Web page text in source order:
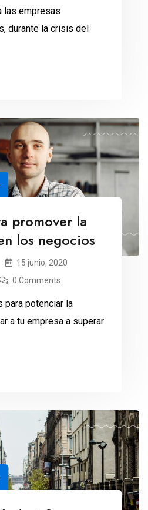
las empresas
durante la crisis del
promover la
los negocios
15 junio, 2020
0 Comments
para potenciar la
a tu empresa a superar